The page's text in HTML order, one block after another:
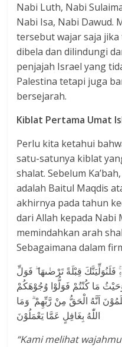
Nabi Luth, Nabi
Nabi Isa, Nabi Dawud.
tersebut wajar saja
dibela dan dilindungi
penjajah Israel yang
Palestina tetapi juga
bersejarah.
Kiblat Pertama Umat
Perlu kita ketahui
satu-satunya kiblat
shalat. Sebelum
adalah Baitul Maqdis
akhirnya pada tahun
dari Allah kepada Nabi
memindahkan arah
Sebagaimana dalam
قِبْلَةً تَرْضٰىهَا ۖ فَوَلِّ
مَا كُنْتُمْ فَوَلُّوْا وُجُوْهَكُمْ
اَنَّهُ الْحَقُّ مِنْ رَّبِّهِمْ ۗ وَمَا
اللّٰهُ بِغَافِلٍ عَمَّا يَعْمَلُوْنَ
“Kami melihat